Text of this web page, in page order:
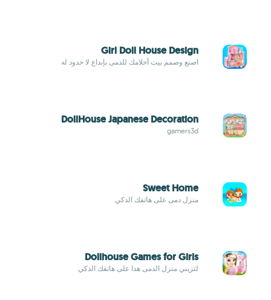
Girl Doll House Design
اصنع وصمم بيت أحلامك للدمى بإبداع لا حدود له
DollHouse Japanese Decoration
gamers3d
Sweet Home
منزل دمى على هاتفك الذكي
Dollhouse Games for Girls
لتزيني منزل الدمى هذا على هاتفك الذكي